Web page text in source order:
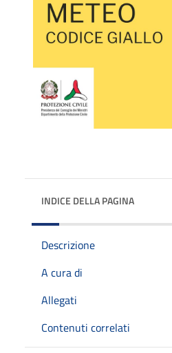
INDICE DELLA PAGINA
Descrizione
A cura di
Allegati
Contenuti correlati